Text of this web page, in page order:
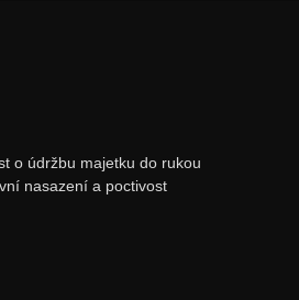
o údržbu majetku do rukou
nasazení a poctivost